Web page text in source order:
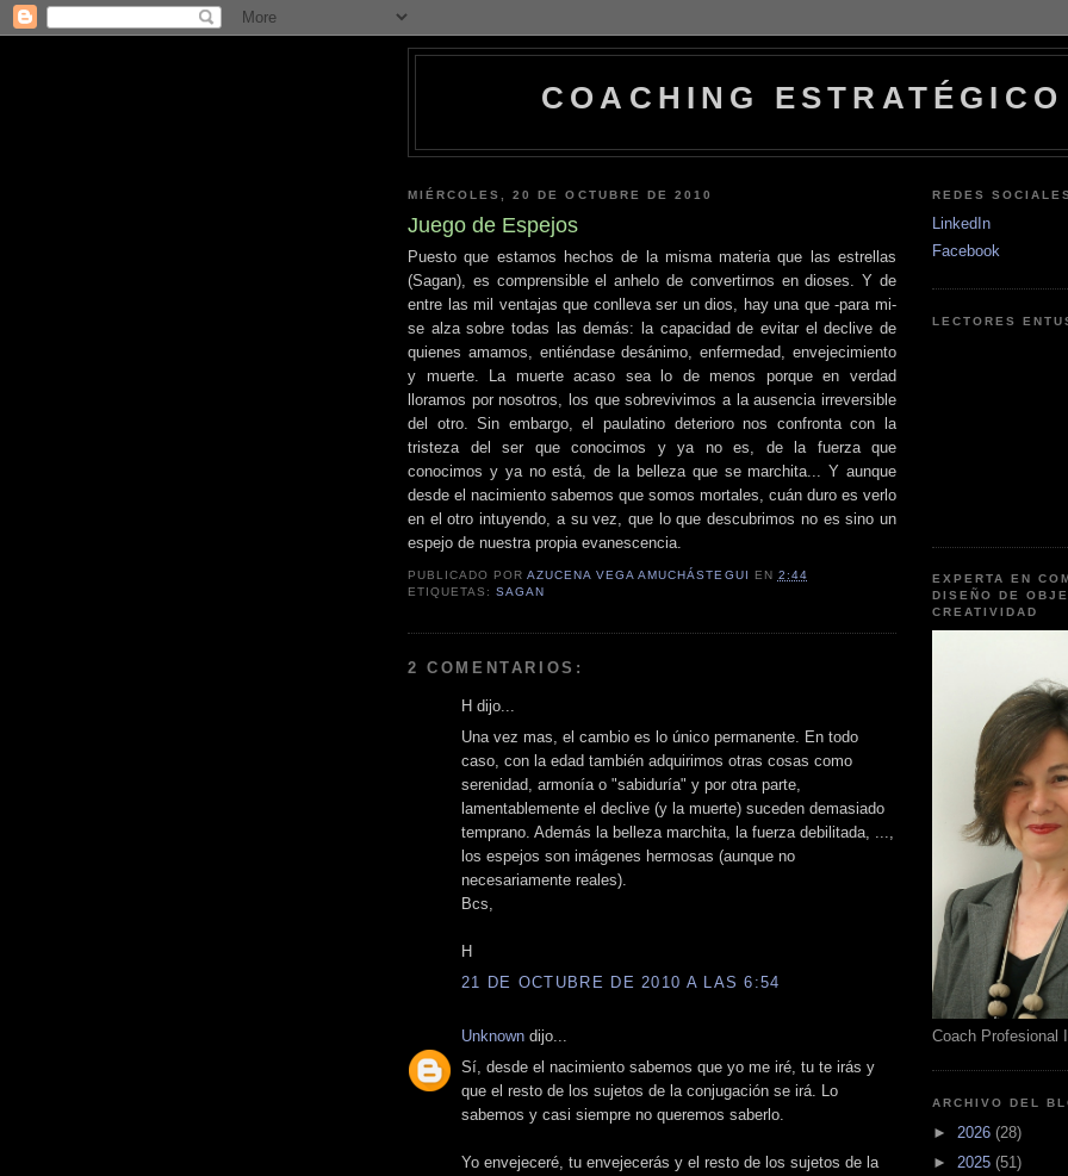
COACHING ESTRATÉGICO
MIÉRCOLES, 20 DE OCTUBRE DE 2010
Juego de Espejos
Puesto que estamos hechos de la misma materia que las estrellas
(Sagan), es comprensible el anhelo de convertirnos en dioses. Y de
entre las mil ventajas que conlleva ser un dios, hay una que -para mi-
se alza sobre todas las demás: la capacidad de evitar el declive de
quienes amamos, entiéndase desánimo, enfermedad, envejecimiento
y muerte. La muerte acaso sea lo de menos porque en verdad
lloramos por nosotros, los que sobrevivimos a la ausencia irreversible
del otro. Sin embargo, el paulatino deterioro nos confronta con la
tristeza del ser que conocimos y ya no es, de la fuerza que
conocimos y ya no está, de la belleza que se marchita... Y aunque
desde el nacimiento sabemos que somos mortales, cuán duro es verlo
en el otro intuyendo, a su vez, que lo que descubrimos no es sino un
espejo de nuestra propia evanescencia.
PUBLICADO PORAZUCENA VEGA AMUCHÁSTEGUI EN 2:44
ETIQUETAS:SAGAN
2 COMENTARIOS:
H dijo...
Una vez mas, el cambio es lo único permanente. En todo
caso, con la edad también adquirimos otras cosas como
serenidad, armonía o "sabiduría" y por otra parte,
lamentablemente el declive (y la muerte) suceden demasiado
temprano. Además la belleza marchita, la fuerza debilitada, ...,
los espejos son imágenes hermosas (aunque no
necesariamente reales).
Bcs,
H
21 DE OCTUBRE DE 2010 A LAS 6:54
Unknown dijo...
Sí, desde el nacimiento sabemos que yo me iré, tu te irás y
que el resto de los sujetos de la conjugación se irá. Lo
sabemos y casi siempre no queremos saberlo.
Yo envejeceré, tu envejecerás y el resto de los sujetos de la
REDES
LinkedIn
Facebook
LECTORES
EXPERTA EN
DISEÑO DE
CREATIVIDAD
Coach Profesional
ARCHIVO DEL
► 2026 (28)
► 2025 (51)